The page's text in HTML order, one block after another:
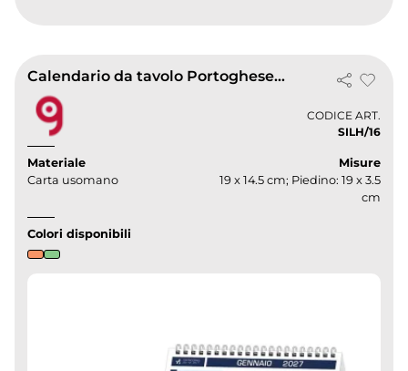
Calendario da tavolo Portoghese 19x14,5 cm trimestrale
CODICE ART.
SILH/16
Materiale
Carta usomano
Misure
19 x 14.5 cm; Piedino: 19 x 3.5
cm
Colori disponibili